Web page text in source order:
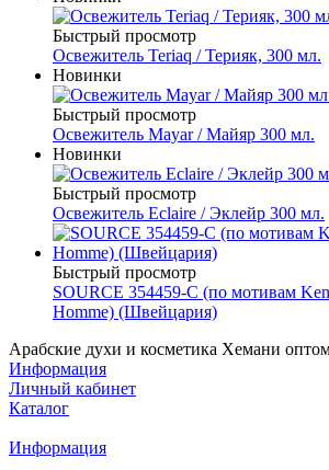
Быстрый просмотр
Освежитель Teriaq / Терияк, 300 мл.
Новинки
Быстрый просмотр
Освежитель Mayar / Майяр 300 мл.
Новинки
Быстрый просмотр
Освежитель Eclaire / Эклейр 300 мл.
Быстрый просмотр
SOURCE 354459-C (по мотивам
Homme) (Швейцария)
Арабские духи и косметика Хемани
Информация
Личный кабинет
Каталог
Информация